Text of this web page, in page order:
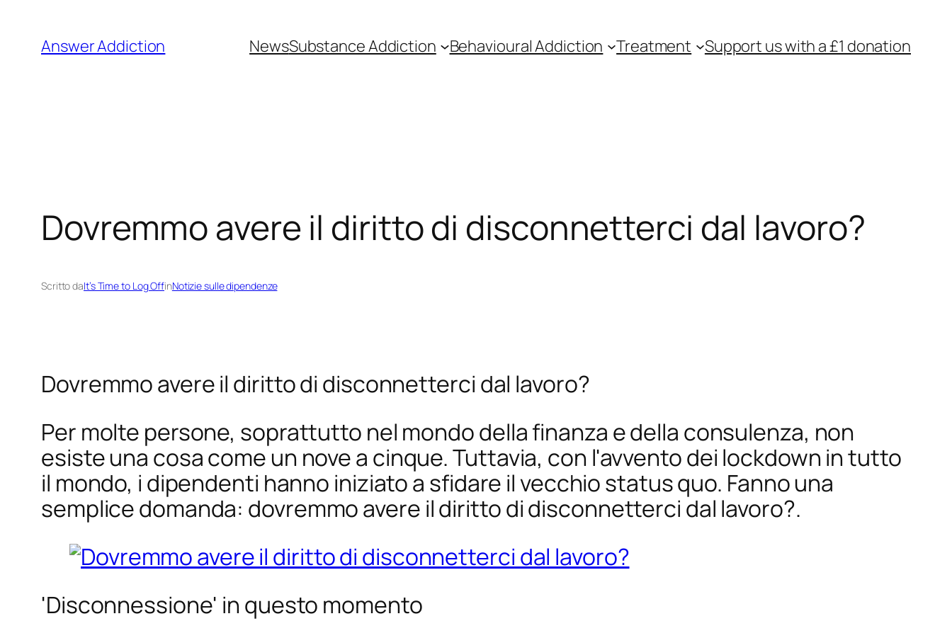
contenuto
Answer Addiction NewsSubstance Addiction Behavioural Addiction Treatment Support us with a £1 donation
Dovremmo avere il diritto di disconnetterci dal lavoro?
Scritto daIt’s Time to Log OffinNotizie sulle dipendenze
Dovremmo avere il diritto di disconnetterci dal lavoro?
Per molte persone, soprattutto nel mondo della finanza e della consulenza, non
esiste una cosa come un nove a cinque. Tuttavia, con l'avvento dei lockdown in tutto
il mondo, i dipendenti hanno iniziato a sfidare il vecchio status quo. Fanno una
semplice domanda: dovremmo avere il diritto di disconnetterci dal lavoro?.
'Disconnessione' in questo momento